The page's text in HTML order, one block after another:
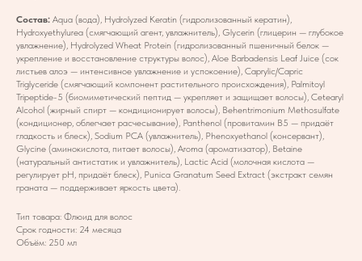
Состав: Aqua (вода), Hydrolyzed Keratin (гидролизованный кератин),
Hydroxyethylurea (смягчающий агент, увлажнитель), Glycerin (глицерин — глубокое
увлажнение), Hydrolyzed Wheat Protein (гидролизованный пшеничный белок —
укрепление и восстановление структуры волос), Aloe Barbadensis Leaf Juice (сок
листьев алоэ — интенсивное увлажнение и успокоение), Caprylic/Capric
Triglyceride (смягчающий компонент растительного происхождения), Palmitoyl
Tripeptide-5 (биомиметический пептид — укрепляет и защищает волосы), Cetearyl
Alcohol (жирный спирт — кондиционирует волосы), Behentrimonium Methosulfate
(кондиционер, облегчает расчесывание), Panthenol (провитамин B5 — придаёт
гладкость и блеск), Sodium PCA (увлажнитель), Phenoxyethanol (консервант),
Glycine (аминокислота, питает волосы), Aroma (ароматизатор), Betaine
(натуральный антистатик и увлажнитель), Lactic Acid (молочная кислота —
регулирует pH, придаёт блеск), Punica Granatum Seed Extract (экстракт семян
граната — поддерживает яркость цвета).
Тип товара: Флюид для волос
Срок годности: 24 месяца
Объём: 250 мл